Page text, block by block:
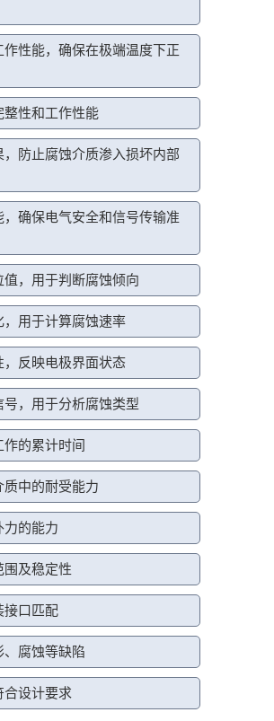
性能，确保在极端温度下正
整性和工作性能
防止腐蚀介质渗入损坏内部
确保电气安全和信号传输准
，用于判断腐蚀倾向
用于计算腐蚀速率
反映电极界面状态
，用于分析腐蚀类型
的累计时间
中的耐受能力
力的能力
围及稳定性
接口匹配
腐蚀等缺陷
合设计要求